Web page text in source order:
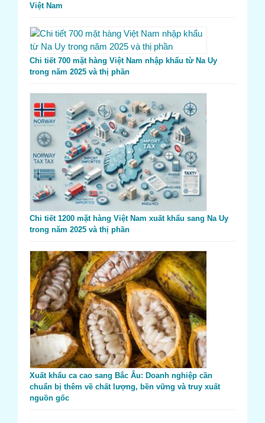
Việt Nam
Chi tiết 700 mặt hàng Việt Nam nhập khẩu từ Na Uy
trong năm 2025 và thị phần
Chi tiết 1200 mặt hàng Việt Nam xuất khẩu sang Na Uy
trong năm 2025 và thị phần
Xuất khẩu ca cao sang Bắc Âu: Doanh nghiệp cần
chuẩn bị thêm về chất lượng, bền vững và truy xuất
nguồn gốc